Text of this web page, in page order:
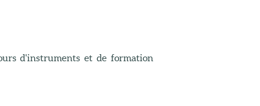
d'instruments et de formation